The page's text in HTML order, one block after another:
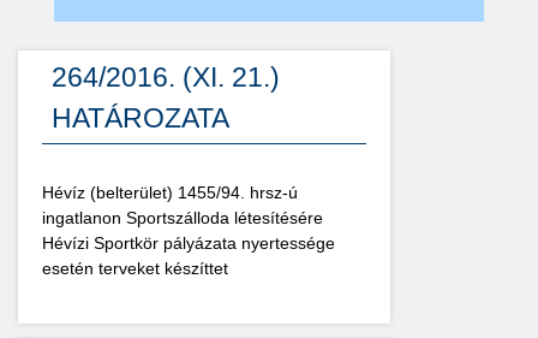
264/2016. (XI. 21.)
HATÁROZATA
Hévíz (belterület) 1455/94. hrsz-ú
ingatlanon Sportszálloda létesítésére
Hévízi Sportkör pályázata nyertessége
esetén terveket készíttet